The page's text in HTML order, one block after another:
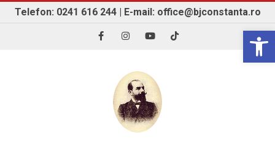
SkipTelefon: 0241 616 244 | E-mail: office@bjconstanta.ro